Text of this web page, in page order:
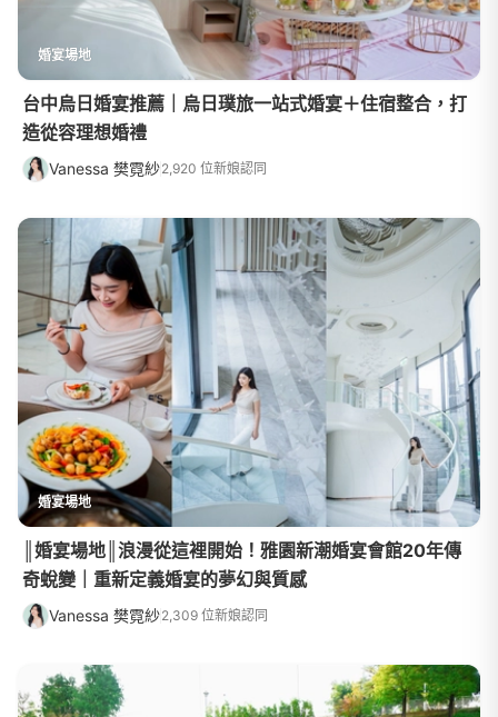
婚宴場地
台中烏日婚宴推薦｜烏日璞旅一站式婚宴＋住宿整合，打
造從容理想婚禮
Vanessa 樊霓紗2,920 位新娘認同
婚宴場地
║婚宴場地║浪漫從這裡開始！雅園新潮婚宴會館20年傳
奇蛻變｜重新定義婚宴的夢幻與質感
Vanessa 樊霓紗2,309 位新娘認同